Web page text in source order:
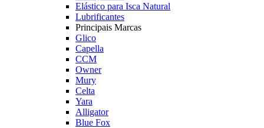
Elástico para Isca Natural
Lubrificantes
Principais Marcas
Glico
Capella
CCM
Owner
Mury
Celta
Yara
Alligator
Blue Fox